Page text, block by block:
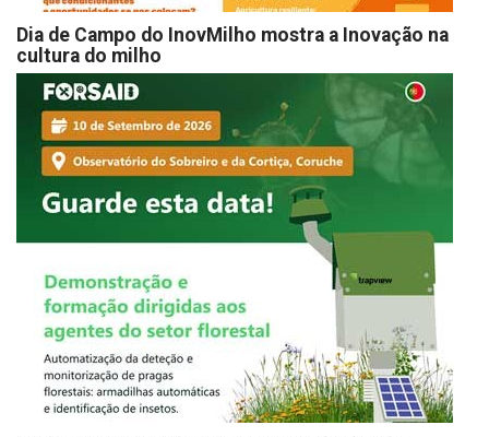
Dia de Campo do InovMilho mostra a Inovação na
cultura do milho